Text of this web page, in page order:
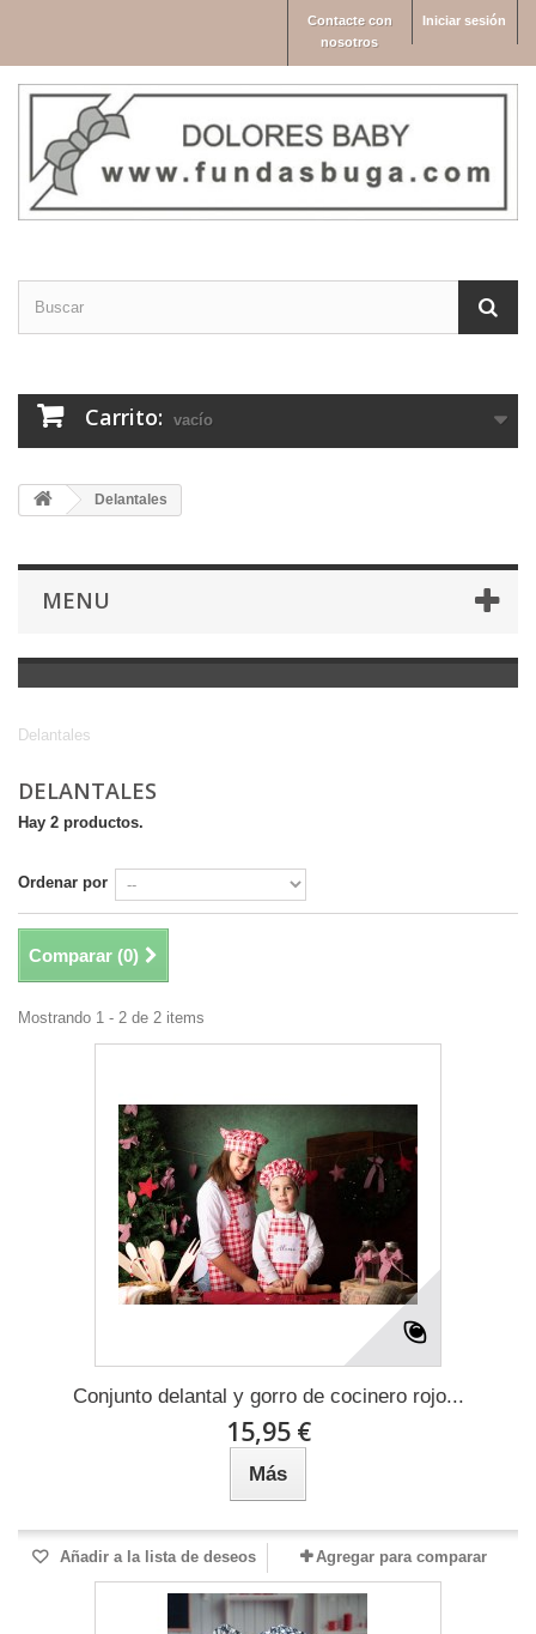
Iniciar sesión
Contacte con
nosotros
Carrito: vacío
Delantales
MENU
Delantales
DELANTALES
Hay 2 productos.
Ordenar por
Comparar (0)
Mostrando 1 - 2 de 2 items
Conjunto delantal y gorro de cocinero rojo...
15,95 €
Más
Añadir a la lista de deseos Agregar para comparar